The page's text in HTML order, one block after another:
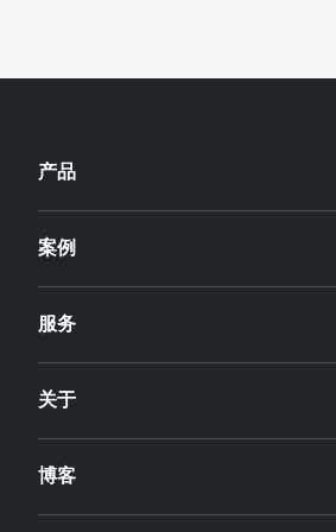
产品
案例
服务
关于
博客